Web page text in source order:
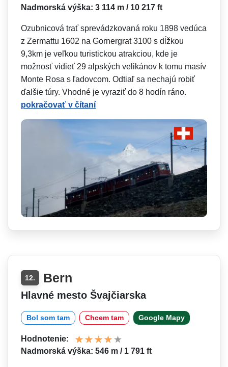
Nadmorská výška: 3 114 m / 10 217 ft
Ozubnicová trať sprevádzkovaná roku 1898 vedúca
z Zermattu 1602 na Gornergrat 3100 s dĺžkou
9,3km je veľkou turistickou atrakciou, kde je
možnosť vidieť 29 alpských velikánov k tomu masív
Monte Rosa s ľadovcom. Odtiaľ sa nechajú robiť
ďalšie túry. Vhodné je vyraziť do 8 hodín ráno.
pokračovať v čítaní
12. Bern
Hlavné mesto Švajčiarska
Bol som tam Chcem tam Google Mapy
Hodnotenie:
Nadmorská výška: 546 m / 1 791 ft